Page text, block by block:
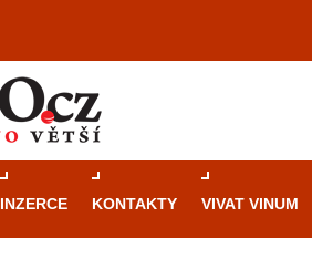
INZERCE KONTAKTY VIVAT VINUM